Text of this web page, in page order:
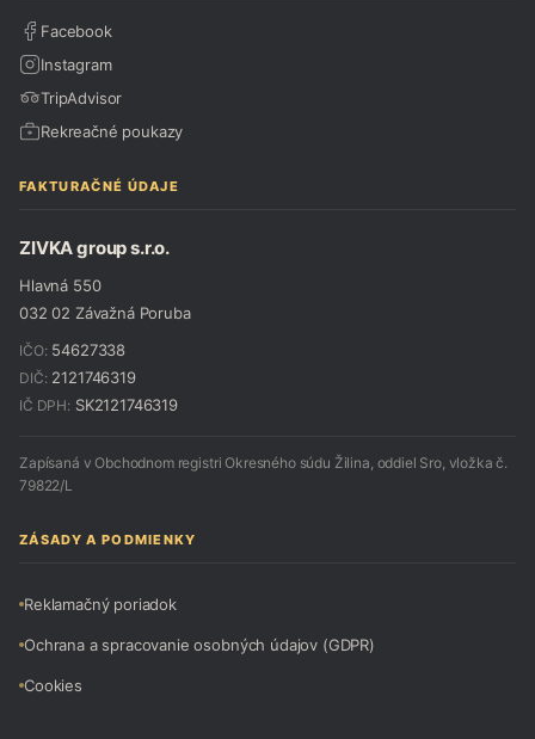
Facebook
Instagram
TripAdvisor
Rekreačné poukazy
FAKTURAČNÉ ÚDAJE
ZIVKA group s.r.o.
Hlavná 550
032 02 Závažná Poruba
IČO: 54627338
DIČ: 2121746319
IČ DPH: SK2121746319
Zapísaná v Obchodnom registri Okresného súdu Žilina, oddiel Sro, vložka č.
79822/L
ZÁSADY A PODMIENKY
Reklamačný poriadok
Ochrana a spracovanie osobných údajov (GDPR)
Cookies